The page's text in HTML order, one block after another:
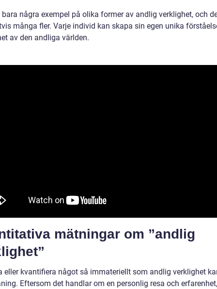
bara några exempel på olika former av andlig verklighet, och
många fler. Varje individ kan skapa sin egen unika
av den andliga världen.
mätningar om ”andlig
eller kvantifiera något så immateriellt som andlig verklighet
Eftersom det handlar om en personlig resa och